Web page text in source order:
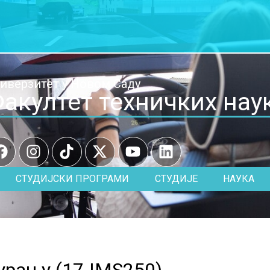
у Новом Саду
техничких
СТУДИЈСКИ ПРОГРАМИ СТУДИЈЕ НАУКА